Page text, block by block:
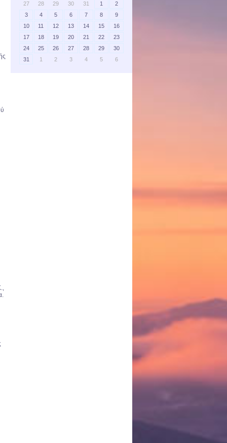
27 28 29 30 31 1
2
3
4 5 6 7 8
9
10
11 12 13 14 15
16
17
18 19 20 21 22
23
24
25 26 27 28 29
30
31
1 2 3 4 5 6